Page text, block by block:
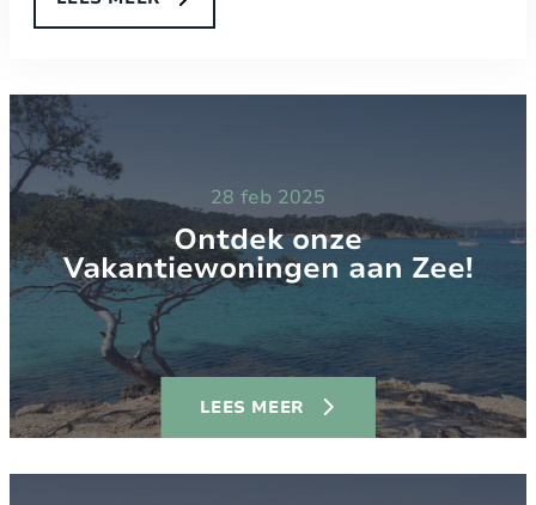
28 feb 2025
Ontdek onze
Vakantiewoningen aan Zee!
LEES MEER